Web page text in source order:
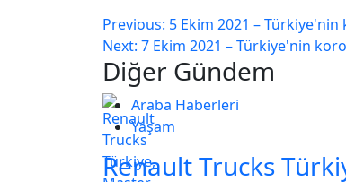
Previous: 5 Ekim 2021 –
Next: 7 Ekim 2021 – Türkiye'nin
Diğer Gündem
Araba Haberleri
Yaşam
Renault Trucks